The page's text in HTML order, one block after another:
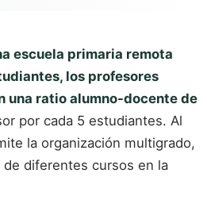
escuela primaria remota
los profesores
una ratio alumno-docente de
por cada 5 estudiantes. Al
la organización multigrado,
diferentes cursos en la